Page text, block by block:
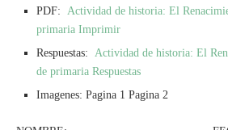
PDF: Actividad de historia: El
primaria Imprimir
Respuestas: Actividad de historia: El
de primaria Respuestas
Imagenes: Pagina 1 Pagina 2